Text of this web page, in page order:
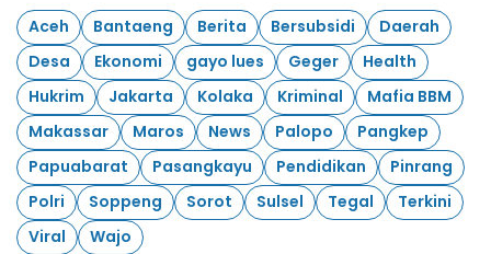
Aceh Bantaeng Berita Bersubsidi
Daerah
Desa
Ekonomi gayo lues Geger
Health
Hukrim
Jakarta Kolaka Kriminal
Mafia BBM
Makassar
Maros News Palopo
Pangkep
Papuabarat
Pasangkayu Pendidikan
Pinrang
Polri
Soppeng Sorot Sulsel Tegal
Terkini
Viral
Wajo